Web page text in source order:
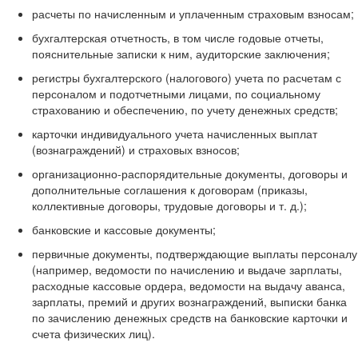
расчеты по начисленным и уплаченным страховым взносам;
бухгалтерская отчетность, в том числе годовые отчеты,
пояснительные записки к ним, аудиторские заключения;
регистры бухгалтерского (налогового) учета по расчетам с
персоналом и подотчетными лицами, по социальному
страхованию и обеспечению, по учету денежных средств;
карточки индивидуального учета начисленных выплат
(вознаграждений) и страховых взносов;
организационно-распорядительные документы, договоры и
дополнительные соглашения к договорам (приказы,
коллективные договоры, трудовые договоры и т. д.);
банковские и кассовые документы;
первичные документы, подтверждающие выплаты персоналу
(например, ведомости по начислению и выдаче зарплаты,
расходные кассовые ордера, ведомости на выдачу аванса,
зарплаты, премий и других вознаграждений, выписки банка
по зачислению денежных средств на банковские карточки и
счета физических лиц).